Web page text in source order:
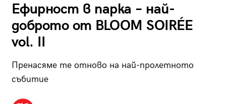
Ефирност в парка – най-
доброто от BLOOM SOIRÉE
vol. II
Пренасяме те отново на най-пролетното
събитие